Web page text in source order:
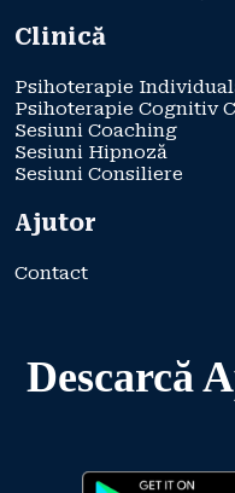
Clinică
Psihoterapie
Psihoterapie Cognitiv
Sesiuni Coaching
Sesiuni Hipnoză
Sesiuni Consiliere
Ajutor
Contact
Descarcă